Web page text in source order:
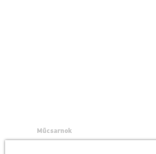
Műcsarnok